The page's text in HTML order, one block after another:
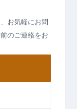
お気軽にお問
のご連絡をお